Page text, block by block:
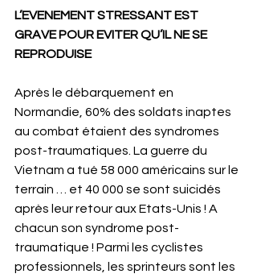
L’EVENEMENT STRESSANT EST
GRAVE POUR EVITER QU’IL NE SE
REPRODUISE
Après le débarquement en
Normandie, 60% des soldats inaptes
au combat étaient des syndromes
post-traumatiques. La guerre du
Vietnam a tué 58 000 américains sur le
terrain … et 40 000 se sont suicidés
après leur retour aux Etats-Unis ! A
chacun son syndrome post-
traumatique ! Parmi les cyclistes
professionnels, les sprinteurs sont les